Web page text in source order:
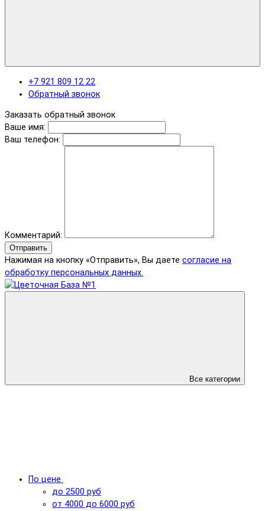
+7 921 809 12 22
Обратный звонок
Заказать обратный звонок
Ваше имя:
Ваш телефон:
Комментарий:
Отправить
Нажимая на кнопку «Отправить», Вы даете согласие на
обработку персональных данных.
Все категории
По цене
до 2500 руб
от 4000 до 6000 руб